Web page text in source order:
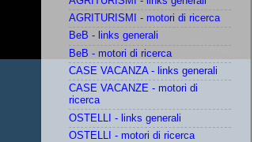
AGRITURISMI - motori di ricerca
BeB - links generali
BeB - motori di ricerca
CASE VACANZA - links generali
CASE VACANZE - motori di
ricerca
OSTELLI - links generali
OSTELLI - motori di ricerca